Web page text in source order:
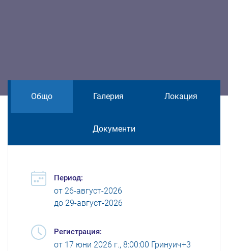
Общо Галерия Локация
Документи
Период:
от 26-август-2026
до 29-август-2026
Регистрация:
от 17 юни 2026 г., 8:00:00 Гринуич+3